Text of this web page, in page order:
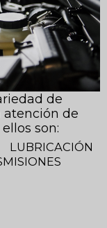
de
atención de
son:
LUBRICACIÓN